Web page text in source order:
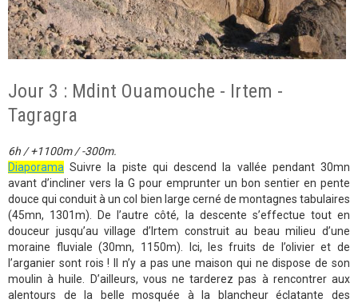
Jour 3 : Mdint Ouamouche - Irtem -
Tagragra
6h / +1100m / -300m.
Diaporama Suivre la piste qui descend la vallée pendant 30mn
avant d’incliner vers la G pour emprunter un bon sentier en pente
douce qui conduit à un col bien large cerné de montagnes tabulaires
(45mn, 1301m). De l’autre côté, la descente s’effectue tout en
douceur jusqu’au village d’Irtem construit au beau milieu d’une
moraine fluviale (30mn, 1150m). Ici, les fruits de l’olivier et de
l’arganier sont rois ! Il n’y a pas une maison qui ne dispose de son
moulin à huile. D’ailleurs, vous ne tarderez pas à rencontrer aux
alentours de la belle mosquée à la blancheur éclatante des